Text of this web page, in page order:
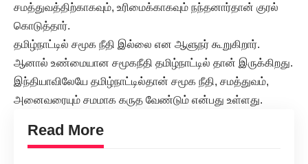
சமத்துவத்திற்காகவும், உரிமைக்காகவும் நந்தனார்தான் குரல்
கொடுத்தார்.
தமிழ்நாட்டில் சமூக நீதி இல்லை என ஆளுநர் கூறுகிறார்.
ஆனால் உண்மையான சமூகநீதி தமிழ்நாட்டில் தான் இருக்கிறது.
இந்தியாவிலேயே தமிழ்நாட்டில்தான் சமூக நீதி, சமத்துவம்,
அனைவரையும் சமமாக கருத வேண்டும் என்பது உள்ளது.
Read More